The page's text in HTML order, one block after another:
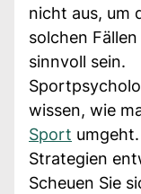
nicht aus, um
solchen
sinnvoll sein.
wissen, wie
Sport
Strategien
Scheuen Sie